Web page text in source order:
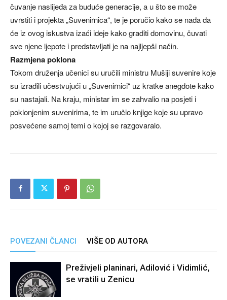
čuvanje naslijeđa za buduće generacije, a u što se može
uvrstiti i projekta „Suvenirnica“, te je poručio kako se nada da
će iz ovog iskustva izaći ideje kako graditi domovinu, čuvati
sve njene ljepote i predstavljati je na najljepši način.
Razmjena poklona
Tokom druženja učenici su uručili ministru Mušiji suvenire koje
su izradili učestvujući u „Suvenirnici“ uz kratke anegdote kako
su nastajali. Na kraju, ministar im se zahvalio na posjeti i
poklonjenim suvenirima, te im uručio knjige koje su upravo
posvećene samoj temi o kojoj se razgovaralo.
POVEZANI ČLANCI VIŠE OD AUTORA
Preživjeli planinari, Adilović i Vidimlić,
se vratili u Zenicu